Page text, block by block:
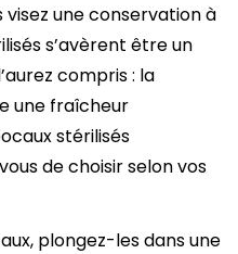
visez une conservation à
s’avèrent être un
compris : la
une fraîcheur
stérilisés
de choisir selon vos
plongez-les dans une